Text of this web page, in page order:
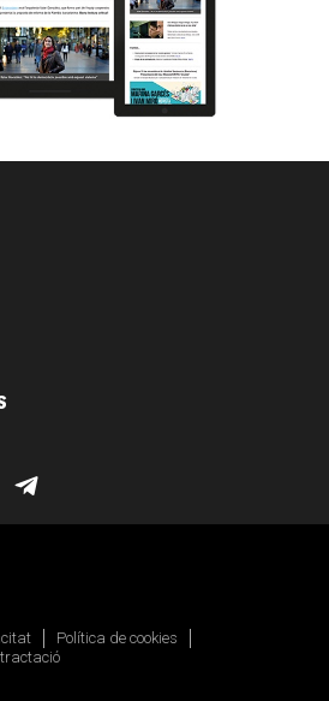
Instagram
Política de cookies